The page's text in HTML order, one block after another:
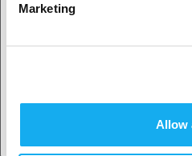
Marketing
Allow